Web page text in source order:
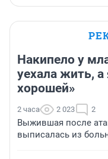
Накипело у
уехала жить,
хорошей»
2 часа 2 023 2
Выжившая после
выписалась из